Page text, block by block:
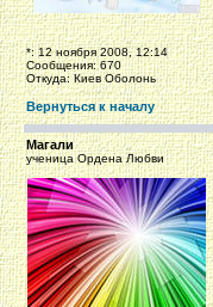
*: 12 ноября 2008, 12:14
Сообщения: 670
Откуда: Киев Оболонь
Вернуться к началу
Магали
ученица Ордена Любви